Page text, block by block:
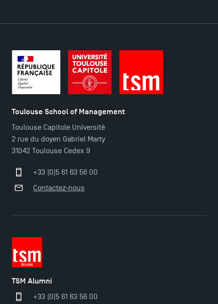
Derniers jours pour candidater aux formations
TSM obtient la prestigieuse accréditation EQUIS en
2023 !
Nouvelles formations à Toulouse School of
Management pour 2025 : des opportunités encore
plus enrichissantes
Toulouse School of Management
Toulouse Capitole Université
2 rue du doyen Gabriel Marty
31042 Toulouse Cedex 9
+33 (0)5 61 63 56 00
Contactez-nous
TSM Alumni
+33 (0)5 61 63 56 00